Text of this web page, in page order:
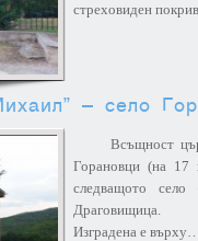
стреховиден
– село
Всъщност
Горановци (на 17
следващото
Драговищица. В
Изградена е